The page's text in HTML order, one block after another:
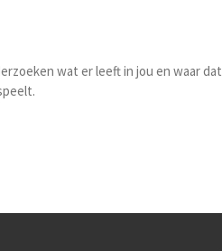
wat er leeft in jou en waar dat